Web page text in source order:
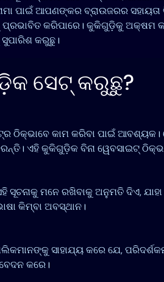
ପାଇଁ ଆପଣଙ୍କର ବ୍ରାଉଜରର
କରିପାରେ। କୁକିଗୁଡ଼ିକୁ ଅକ୍ଷମ
କରୁଛୁ।
ସେଟ୍ କରୁଛୁ?
କାମ କରିବା ପାଇଁ ଆବଶ୍ୟକ।
ଏହି କୁକିଗୁଡ଼ିକ ବିନା ୱେବସାଇଟ୍‌
ମନେ ରଖିବାକୁ ଅନୁମତି ଦିଏ,
କିମ୍ବା ଅବସ୍ଥାନ।
ସାହାଯ୍ୟ କରେ ଯେ,
କରେ।